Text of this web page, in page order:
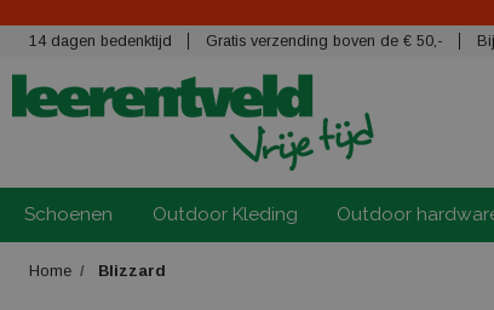
14 dagen bedenktijd Gratis verzending boven de € 50,-
Schoenen Outdoor Kleding Outdoor
Home Blizzard